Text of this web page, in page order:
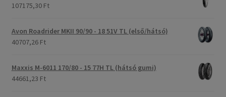
107175,30 Ft
Avon Roadrider MKII 90/90 - 18 51V TL (első/hátsó)
40707,26 Ft
Maxxis M-6011 170/80 - 15 77H TL (hátsó gumi)
44661,23 Ft